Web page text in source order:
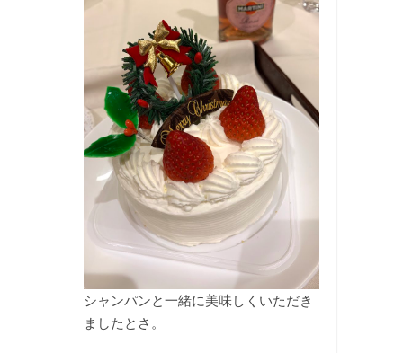
シャンパンと一緒に美味しくいただき
ましたとさ。